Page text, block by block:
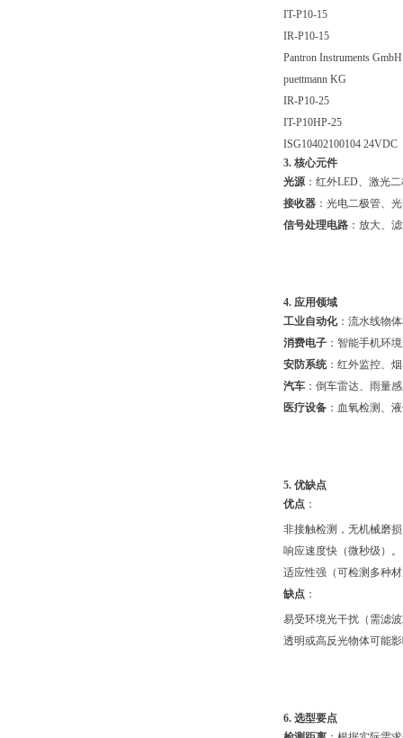
IT-P10-15
IR-P10-15
Pantron Instruments GmbH
puettmann KG
IR-P10-25
IT-P10HP-25
ISG10402100104 24VDC
3. 核心元件
光源：红外LED、激光
接收器 ：光电二极管、
信号处理电路 ：放大、
4. 应用领域
工业自动化：流水线物
消费电子 ：智能手机环
安防系统：红外监控、
汽车 ：倒车雷达、雨量
医疗设备 ：血氧检测、
5. 优缺点
优点 ：
非接触检测，无机械磨
响应速度快（微秒级）。
适应性强（可检测多种
缺点 ：
易受环境光干扰（需滤
透明或高反光物体可能
6. 选型要点